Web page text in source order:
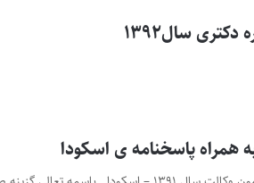
سال۱۳۹۲
همراه پاسخنامه ی اسکودا